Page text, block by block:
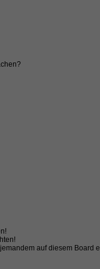
auf diesem Board